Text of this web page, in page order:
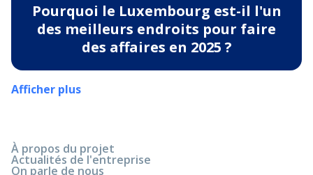
Pourquoi le Luxembourg est-il l'un
des meilleurs endroits pour faire
des affaires en 2025 ?
Afficher plus
À propos du projet
Actualités de l'entreprise
On parle de nous